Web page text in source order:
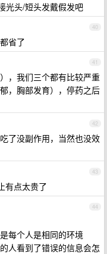
光头/短头发戴假发吧
40
省了
41
，我们三个都有比较严重
，胸部发育），停药之后
42
了没副作用，当然也没效
43
有点太贵了
44
每个人是相同的环境
人看到了错误的信息会怎